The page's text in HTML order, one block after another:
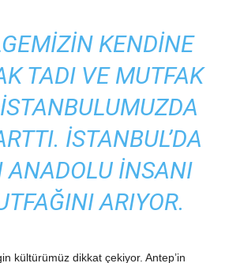
KENDINE
TADI VE MUTFAK
İSTANBUL’DA
ANADOLU INSANI
ARIYOR.
kültürümüz dikkat çekiyor. Antep’in